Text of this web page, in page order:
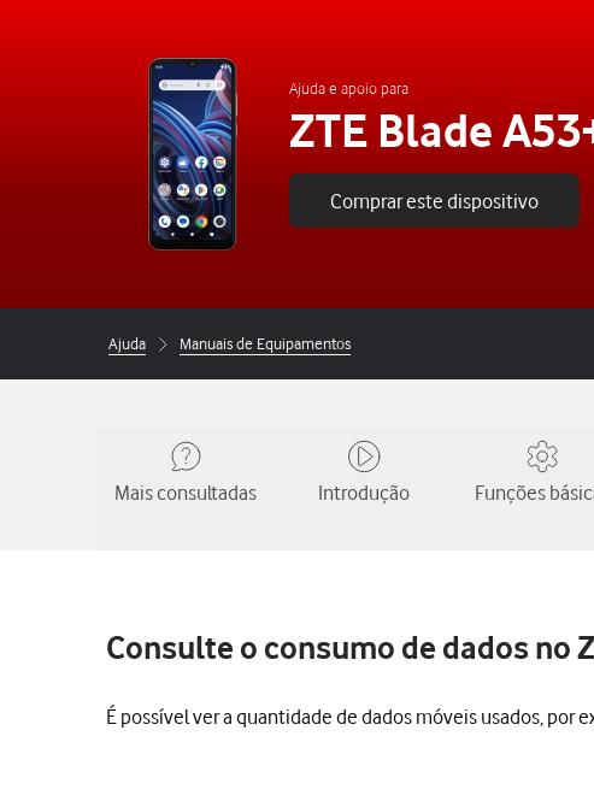
Ajuda e apoio para
ZTE Blade
Comprar este dispositivo
Ajuda Manuais de Equipamentos
Mais consultadas Introdução Funções
Consulte o consumo de dados no
É possível ver a quantidade de dados móveis usados, por